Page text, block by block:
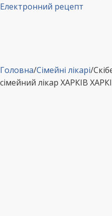
Електронний рецепт
Головна/Сімейні лікарі/
сімейний лікар ХАРКІВ